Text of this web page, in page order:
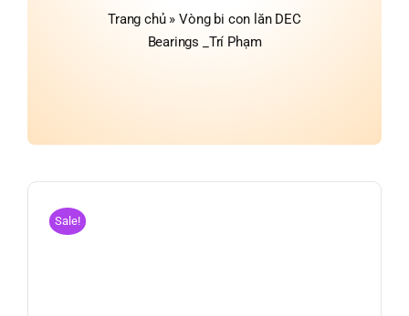
Trang chủ»Vòng bi con lăn DEC
Bearings _Trí Phạm
Sale!